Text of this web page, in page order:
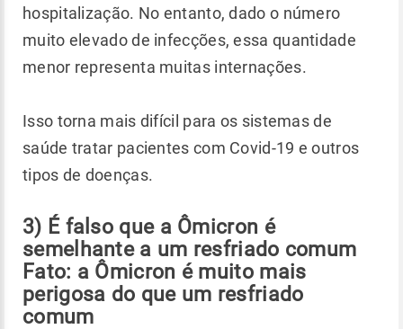
hospitalização. No entanto, dado o número
muito elevado de infecções, essa quantidade
menor representa muitas internações.
Isso torna mais difícil para os sistemas de
saúde tratar pacientes com Covid-19 e outros
tipos de doenças.
3) É falso que a Ômicron é
semelhante a um resfriado comum
Fato: a Ômicron é muito mais
perigosa do que um resfriado
comum